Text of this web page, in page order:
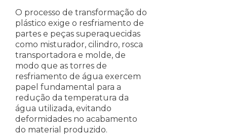
O processo de transformação do
plástico exige o resfriamento de
partes e peças superaquecidas
como misturador, cilindro, rosca
transportadora e molde, de
modo que as torres de
resfriamento de água exercem
papel fundamental para a
redução da temperatura da
água utilizada, evitando
deformidades no acabamento
do material produzido.